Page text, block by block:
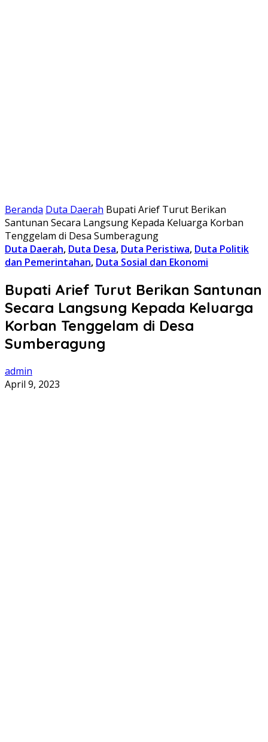
Beranda Duta Daerah Bupati Arief Turut Berikan
Santunan Secara Langsung Kepada Keluarga Korban
Tenggelam di Desa Sumberagung
Duta Daerah, Duta Desa, Duta Peristiwa, Duta Politik
dan Pemerintahan, Duta Sosial dan Ekonomi
Bupati Arief Turut Berikan Santunan
Secara Langsung Kepada Keluarga
Korban Tenggelam di Desa
Sumberagung
admin
April 9, 2023